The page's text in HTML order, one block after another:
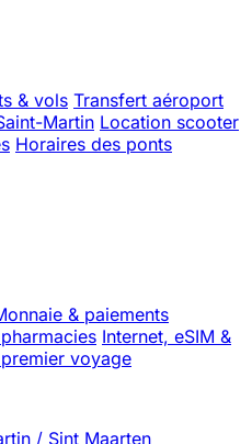
& vols Transfert aéroport
Martin Location scooter
Horaires des ponts
& paiements
Internet, eSIM &
voyage
/ Sint Maarten